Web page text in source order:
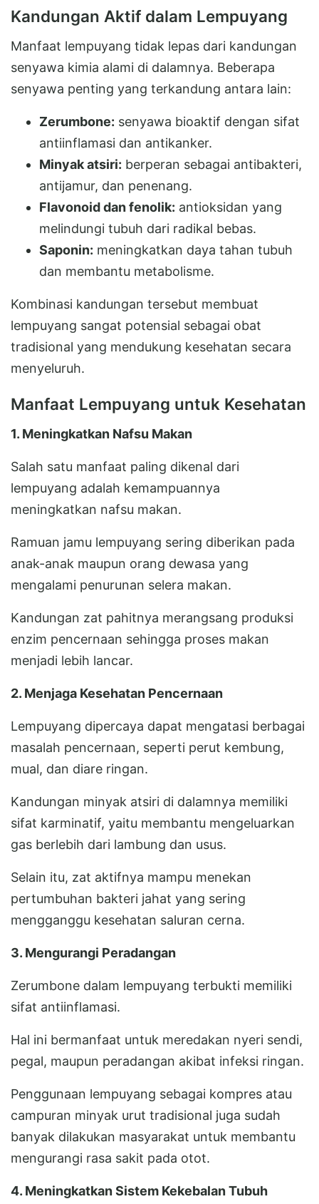
Kandungan Aktif dalam Lempuyang
Manfaat lempuyang tidak lepas dari kandungan
senyawa kimia alami di dalamnya. Beberapa
senyawa penting yang terkandung antara lain:
Zerumbone: senyawa bioaktif dengan sifat
antiinflamasi dan antikanker.
Minyak atsiri: berperan sebagai antibakteri,
antijamur, dan penenang.
Flavonoid dan fenolik: antioksidan yang
melindungi tubuh dari radikal bebas.
Saponin: meningkatkan daya tahan tubuh
dan membantu metabolisme.
Kombinasi kandungan tersebut membuat
lempuyang sangat potensial sebagai obat
tradisional yang mendukung kesehatan secara
menyeluruh.
Manfaat Lempuyang untuk Kesehatan
1. Meningkatkan Nafsu Makan
Salah satu manfaat paling dikenal dari
lempuyang adalah kemampuannya
meningkatkan nafsu makan.
Ramuan jamu lempuyang sering diberikan pada
anak-anak maupun orang dewasa yang
mengalami penurunan selera makan.
Kandungan zat pahitnya merangsang produksi
enzim pencernaan sehingga proses makan
menjadi lebih lancar.
2. Menjaga Kesehatan Pencernaan
Lempuyang dipercaya dapat mengatasi berbagai
masalah pencernaan, seperti perut kembung,
mual, dan diare ringan.
Kandungan minyak atsiri di dalamnya memiliki
sifat karminatif, yaitu membantu mengeluarkan
gas berlebih dari lambung dan usus.
Selain itu, zat aktifnya mampu menekan
pertumbuhan bakteri jahat yang sering
mengganggu kesehatan saluran cerna.
3. Mengurangi Peradangan
Zerumbone dalam lempuyang terbukti memiliki
sifat antiinflamasi.
Hal ini bermanfaat untuk meredakan nyeri sendi,
pegal, maupun peradangan akibat infeksi ringan.
Penggunaan lempuyang sebagai kompres atau
campuran minyak urut tradisional juga sudah
banyak dilakukan masyarakat untuk membantu
mengurangi rasa sakit pada otot.
4. Meningkatkan Sistem Kekebalan Tubuh